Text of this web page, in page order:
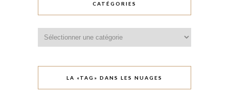
CATÉGORIES
LA «TAG» DANS LES NUAGES